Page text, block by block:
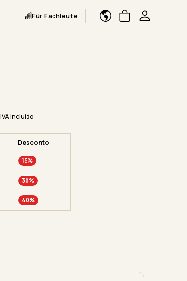
Für Fachleute
IVA incluído
Desconto
15%
30%
40%